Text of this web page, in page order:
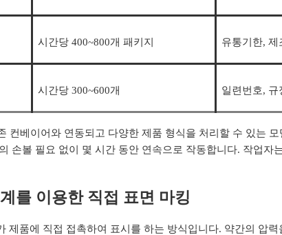
시간당 400~800개 패키지 유통기한, 제
시간당 300~600개 일련번호, 규
컨베이어와 연동되고 다양한 제품 형식을 처리할 수 있는
손볼 필요 없이 몇 시간 동안 연속으로 작동합니다. 작업자
를 이용한 직접 표면 마킹
제품에 직접 접촉하여 표시를 하는 방식입니다. 약간의 압